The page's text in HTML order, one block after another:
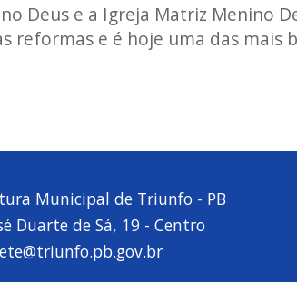
Deus e a Igreja Matriz Menino
reformas e é hoje uma das mais
Municipal de Triunfo - PB
Duarte de Sá, 19 - Centro